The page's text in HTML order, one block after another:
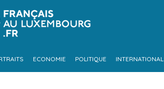
ECONOMIE POLITIQUE INTERNATIONAL